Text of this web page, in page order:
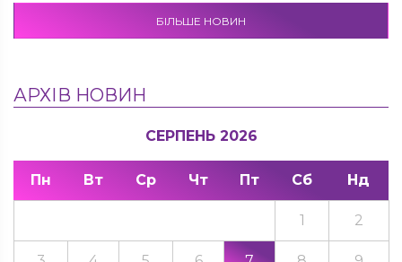
БІЛЬШЕ НОВИН
АРХІВ НОВИН
СЕРПЕНЬ 2026
Пн Вт Ср Чт Пт Сб Нд
1 2